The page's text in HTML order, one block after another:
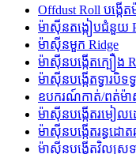
Offdust Roll បង្កើ
ម៉ាស៊ីនតង្កៀបជំនួយ
ម៉ាស៊ីនមួក Ridge
ម៉ាស៊ីនបង្កើតក្បឿង
ម៉ាស៊ីនបង្កើតទ្វារបិទទ្វ
ឧបករណ៍កាត់/ពត់ម៉ា
ម៉ាស៊ីនបង្កើតរមៀល
ម៉ាស៊ីនបង្កើតរន្ធដោ
ម៉ាស៊ីនបង្កើតវិលស្រ